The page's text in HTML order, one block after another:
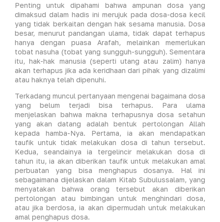
Penting untuk dipahami bahwa ampunan dosa yang
dimaksud dalam hadis ini merujuk pada dosa-dosa kecil
yang tidak berkaitan dengan hak sesama manusia. Dosa
besar, menurut pandangan ulama, tidak dapat terhapus
hanya dengan puasa Arafah, melainkan memerlukan
tobat nasuha (tobat yang sungguh-sungguh). Sementara
itu, hak-hak manusia (seperti utang atau zalim) hanya
akan terhapus jika ada keridhaan dari pihak yang dizalimi
atau haknya telah dipenuhi.
Terkadang muncul pertanyaan mengenai bagaimana dosa
yang belum terjadi bisa terhapus. Para ulama
menjelaskan bahwa makna terhapusnya dosa setahun
yang akan datang adalah bentuk pertolongan Allah
kepada hamba-Nya. Pertama, ia akan mendapatkan
taufik untuk tidak melakukan dosa di tahun tersebut.
Kedua, seandainya ia tergelincir melakukan dosa di
tahun itu, ia akan diberikan taufik untuk melakukan amal
perbuatan yang bisa menghapus dosanya. Hal ini
sebagaimana dijelaskan dalam Kitab Subulussalam, yang
menyatakan bahwa orang tersebut akan diberikan
pertolongan atau bimbingan untuk menghindari dosa,
atau jika berdosa, ia akan dipermudah untuk melakukan
amal penghapus dosa.